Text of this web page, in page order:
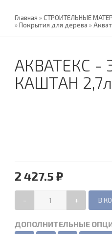
Главная »СТРОИТЕЛЬНЫЕ
»Покрытия для дерева »
АКВАТЕКС -
КАШТАН
2 427.5 ₽
- +
ДОПОЛНИТЕЛЬНЫЕ